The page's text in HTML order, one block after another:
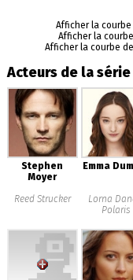
Afficher la
Afficher la
Afficher la courbe
Acteurs de la
Stephen
Moyer
Reed Strucker
Emma
Lorna
Polaris